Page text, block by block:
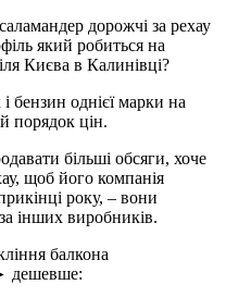
дорожчі за рехау
який робиться на
Києва в Калинівці?
бензин однієї марки на
порядок цін.
більші обсяги, хоче
щоб його компанія
року, – вони
інших виробників.
балкона
дешевше: